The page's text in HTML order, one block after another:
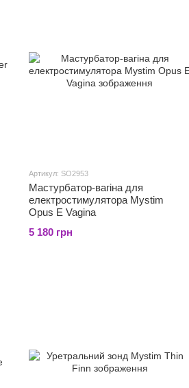
Артикул: SO2953
Мастурбатор-вагіна для
електростимулятора Mystim
Opus E Vagina
5 180 грн